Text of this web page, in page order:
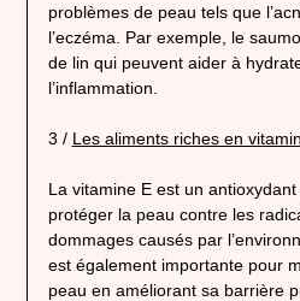
problèmes de peau tels que
l’eczéma. Par exemple, le
de lin qui peuvent aider à
l’inflammation.
3 / Les aliments riches en
La vitamine E est un
protéger la peau contre les
dommages causés par
est également importante pour
peau en améliorant sa barrière